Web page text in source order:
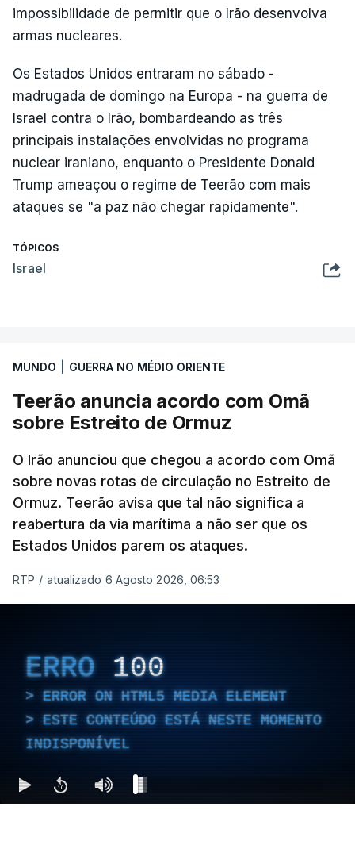
impossibilidade de permitir que o Irão desenvolva
armas nucleares.
Os Estados Unidos entraram no sábado -
madrugada de domingo na Europa - na guerra de
Israel contra o Irão, bombardeando as três
principais instalações envolvidas no programa
nuclear iraniano, enquanto o Presidente Donald
Trump ameaçou o regime de Teerão com mais
ataques se "a paz não chegar rapidamente".
TÓPICOS
Israel
MUNDO GUERRA NO MÉDIO ORIENTE
Teerão anuncia acordo com Omã
sobre Estreito de Ormuz
O Irão anunciou que chegou a acordo com Omã
sobre novas rotas de circulação no Estreito de
Ormuz. Teerão avisa que tal não significa a
reabertura da via marítima a não ser que os
Estados Unidos parem os ataques.
RTP / atualizado 6 Agosto 2026, 06:53
ERRO 100
ERROR ON HTML5 MEDIA ELEMENT
ESTE CONTEÚDO ESTÁ NESTE MOMENTO
INDISPONÍVEL